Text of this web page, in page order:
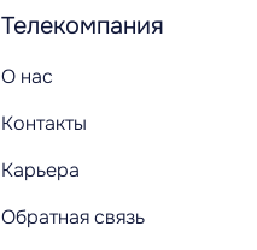
Телекомпания
О нас
Контакты
Карьера
Обратная связь